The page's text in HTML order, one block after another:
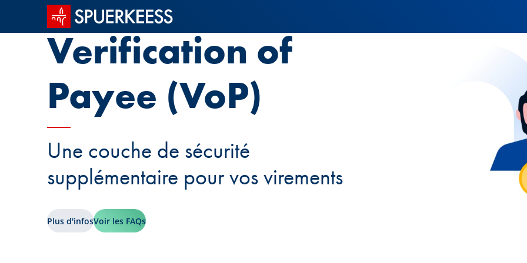
Accueil SPUERKEESS
Verification of
Payee (VoP)
Une couche de sécurité
supplémentaire pour vos virements
Plus d'infosVoir les FAQs